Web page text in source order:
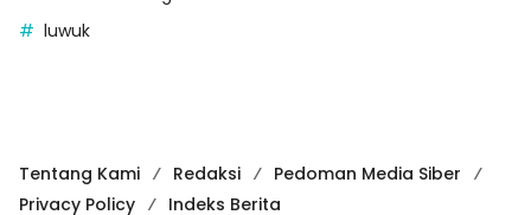
luwuk
Tentang Kami Redaksi
Pedoman Media Siber
Privacy Policy
Indeks Berita